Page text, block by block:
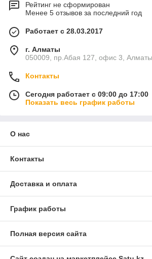
Рейтинг не сформирован
Менее 5 отзывов за последний год
Работает с 28.03.2017
г. Алматы
050009, пр.Абая 127, офис 3,
Контакты
Сегодня работает с 09:00 до 17:00
Показать весь график работы
О нас
Контакты
Доставка и оплата
График работы
Полная версия сайта